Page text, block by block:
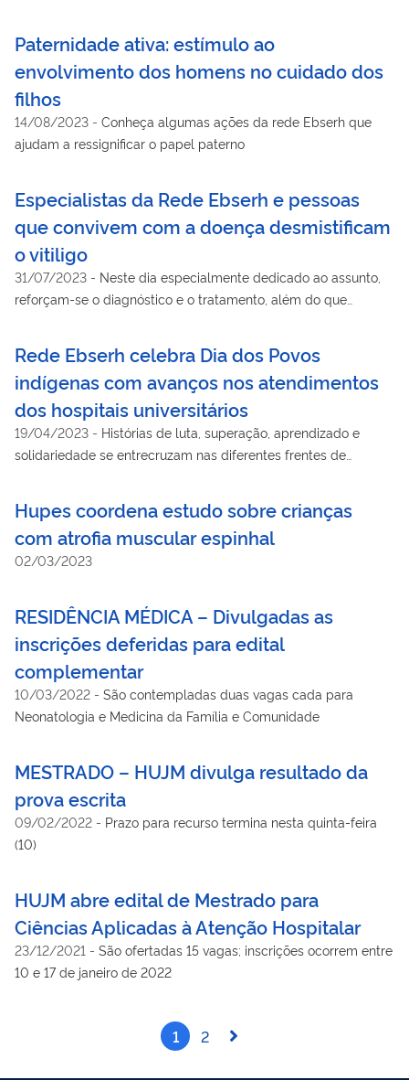
Paternidade ativa: estímulo ao
envolvimento dos homens no cuidado dos
filhos
14/08/2023 - Conheça algumas ações da rede Ebserh que
ajudam a ressignificar o papel paterno
Especialistas da Rede Ebserh e pessoas
que convivem com a doença desmistificam
o vitiligo
31/07/2023 - Neste dia especialmente dedicado ao assunto,
reforçam-se o diagnóstico e o tratamento, além do que
Rede Ebserh celebra Dia dos Povos
indígenas com avanços nos atendimentos
dos hospitais universitários
19/04/2023 - Histórias de luta, superação, aprendizado e
solidariedade se entrecruzam nas diferentes frentes de
Hupes coordena estudo sobre crianças
com atrofia muscular espinhal
02/03/2023
RESIDÊNCIA MÉDICA – Divulgadas as
inscrições deferidas para edital
complementar
10/03/2022 - São contempladas duas vagas cada para
Neonatologia e Medicina da Família e Comunidade
MESTRADO – HUJM divulga resultado da
prova escrita
09/02/2022 - Prazo para recurso termina nesta quinta-feira
(10)
HUJM abre edital de Mestrado para
Ciências Aplicadas à Atenção Hospitalar
23/12/2021 - São ofertadas 15 vagas; inscrições ocorrem entre
10 e 17 de janeiro de 2022
1 2